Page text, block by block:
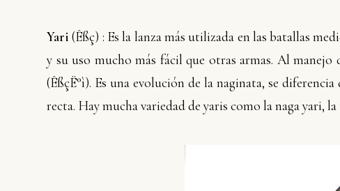
Yari (Êßç) : Es la lanza más utilizada en las batallas
y su uso mucho más fácil que otras armas. Al manejo
(ÊßçË°ì). Es una evolución de la naginata, se
recta. Hay mucha variedad de yaris como la naga yari,